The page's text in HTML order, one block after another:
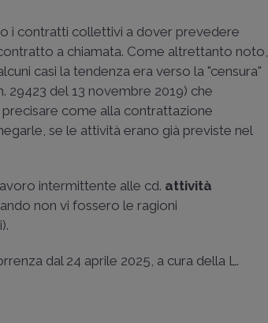
i contratti collettivi a dover prevedere
a chiamata. Come altrettanto noto,
casi la tendenza era verso la "censura"
29423 del 13 novembre 2019) che
precisare come alla contrattazione
se le attività erano già previste nel
intermittente alle cd. attività
non vi fossero le ragioni
dal 24 aprile 2025, a cura della L.